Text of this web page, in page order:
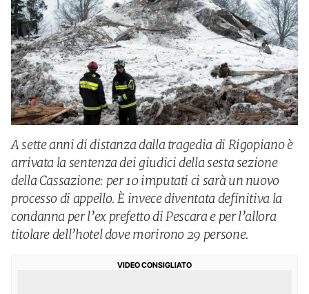
A sette anni di distanza dalla tragedia di Rigopiano è
arrivata la sentenza dei giudici della sesta sezione
della Cassazione: per 10 imputati ci sarà un nuovo
processo di appello. È invece diventata definitiva la
condanna per l’ex prefetto di Pescara e per l’allora
titolare dell’hotel dove morirono 29 persone.
VIDEO CONSIGLIATO